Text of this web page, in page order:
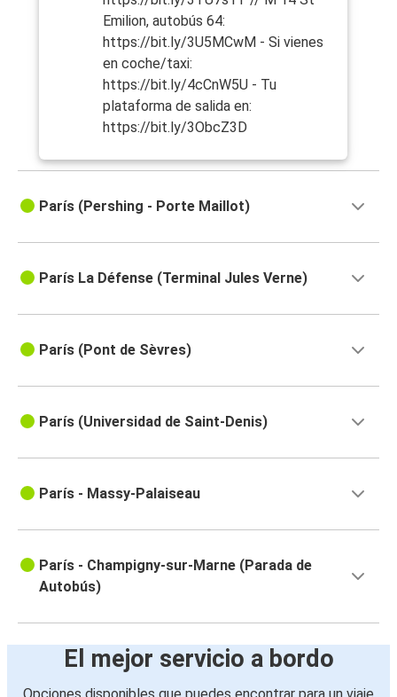
Emilion, autobús 64:
https://bit.ly/3U5MCwM - Si vienes
en coche/taxi:
https://bit.ly/4cCnW5U - Tu
plataforma de salida en:
https://bit.ly/3ObcZ3D
París (Pershing - Porte Maillot)
París La Défense (Terminal Jules Verne)
París (Pont de Sèvres)
París (Universidad de Saint-Denis)
París - Massy-Palaiseau
París - Champigny-sur-Marne (Parada de
Autobús)
El mejor servicio a bordo